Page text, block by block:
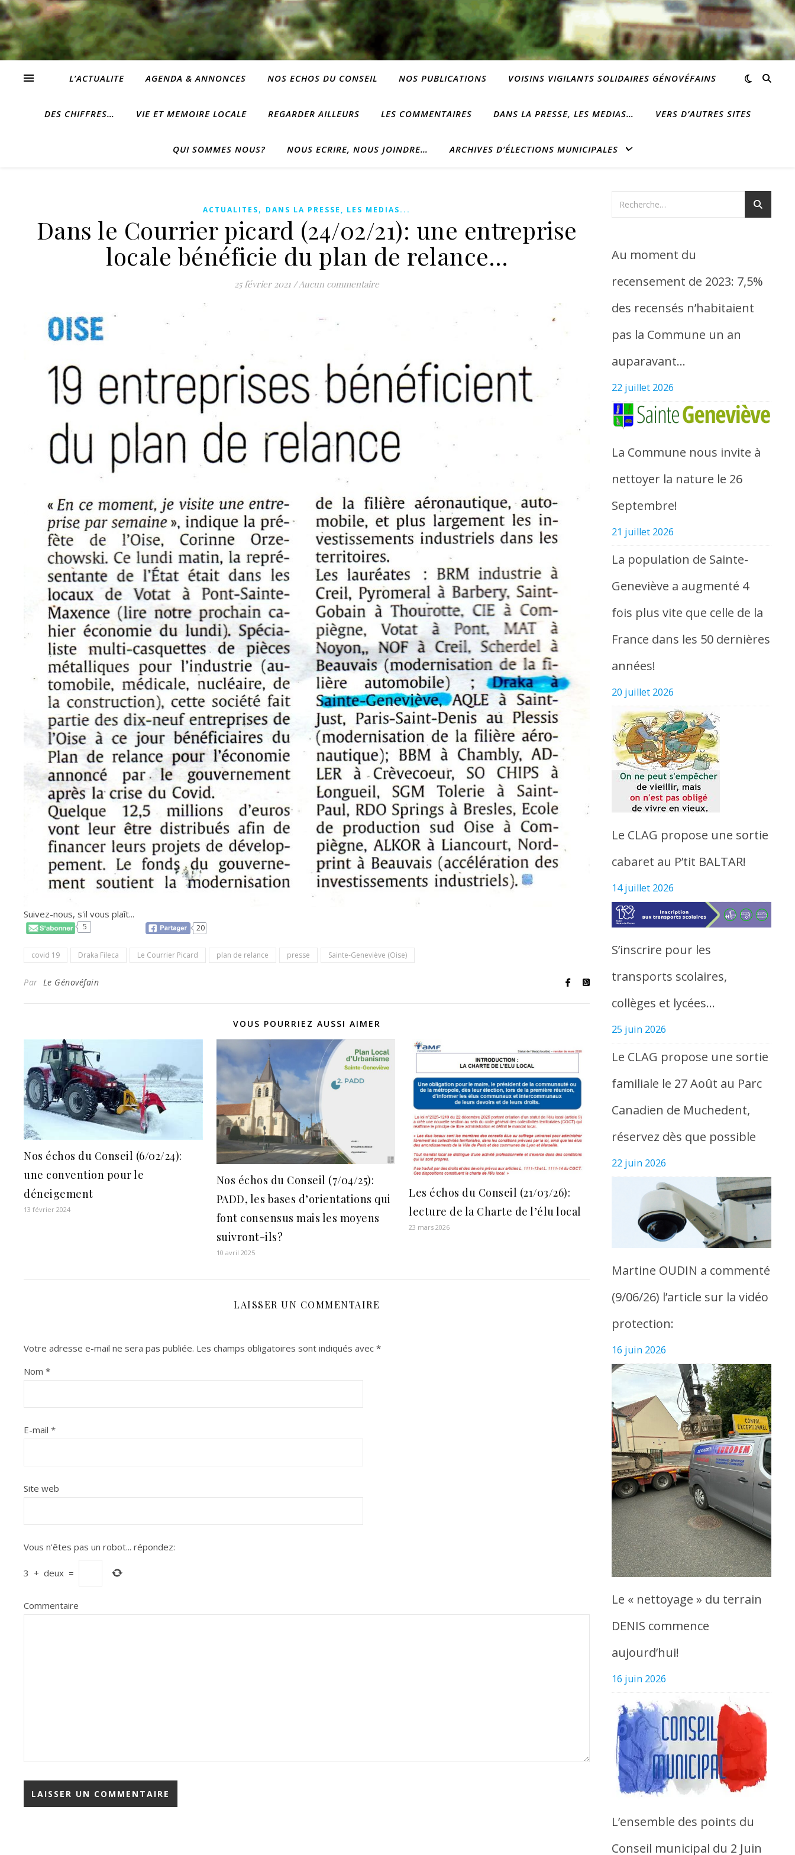
L’ACTUALITE AGENDA & ANNONCES NOS ECHOS DU CONSEIL NOS PUBLICATIONS VOISINS VIGILANTS SOLIDAIRES GÉNOVÉFAINS
DES CHIFFRES… VIE ET MEMOIRE LOCALE REGARDER AILLEURS LES COMMENTAIRES DANS LA PRESSE, LES MEDIAS… VERS D’AUTRES SITES
QUI SOMMES NOUS? NOUS ECRIRE, NOUS JOINDRE… ARCHIVES D’ÉLECTIONS MUNICIPALES
ACTUALITES, DANS LA PRESSE, LES MEDIAS...
Dans le Courrier picard (24/02/21): une entreprise
locale bénéficie du plan de relance…
25 février 2021 /Aucun commentaire
Suivez-nous, s'il vous plaît...
5 20
covid 19 Draka Fileca Le Courrier Picard plan de relance presse Sainte-Geneviève (Oise)
Par Le Génovéfain
VOUS POURRIEZ AUSSI AIMER
Nos échos du Conseil (6/02/24):
une convention pour le
déneigement
13 février 2024
Nos échos du Conseil (7/04/25):
PADD, les bases d’orientations qui
font consensus mais les moyens
suivront-ils?
10 avril 2025
Les échos du Conseil (21/03/26):
lecture de la Charte de l’élu local
23 mars 2026
LAISSER UN COMMENTAIRE
Votre adresse e-mail ne sera pas publiée. Les champs obligatoires sont indiqués avec *
Nom *
E-mail *
Site web
Vous n'êtes pas un robot... répondez:
3 + deux =
Commentaire
Au moment du
recensement de 2023: 7,5%
des recensés n’habitaient
pas la Commune un an
auparavant…
22 juillet 2026
La Commune nous invite à
nettoyer la nature le 26
Septembre!
21 juillet 2026
La population de Sainte-
Geneviève a augmenté 4
fois plus vite que celle de la
France dans les 50 dernières
années!
20 juillet 2026
Le CLAG propose une sortie
cabaret au P’tit BALTAR!
14 juillet 2026
S’inscrire pour les
transports scolaires,
collèges et lycées…
25 juin 2026
Le CLAG propose une sortie
familiale le 27 Août au Parc
Canadien de Muchedent,
réservez dès que possible
22 juin 2026
Martine OUDIN a commenté
(9/06/26) l’article sur la vidéo
protection:
16 juin 2026
Le « nettoyage » du terrain
DENIS commence
aujourd’hui!
16 juin 2026
L’ensemble des points du
Conseil municipal du 2 Juin